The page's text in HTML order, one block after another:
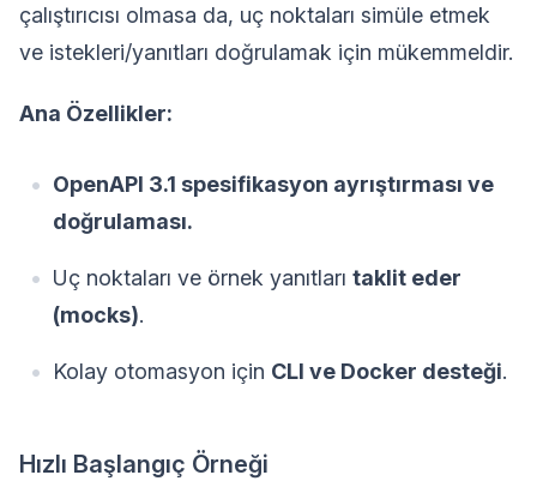
çalıştırıcısı olmasa da, uç noktaları simüle etmek
ve istekleri/yanıtları doğrulamak için mükemmeldir.
Ana Özellikler:
OpenAPI 3.1 spesifikasyon ayrıştırması ve
doğrulaması.
Uç noktaları ve örnek yanıtları taklit eder
(mocks).
Kolay otomasyon için CLI ve Docker desteği.
Hızlı Başlangıç Örneği